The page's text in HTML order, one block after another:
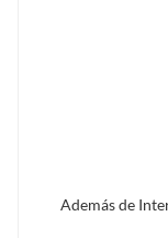
Además de